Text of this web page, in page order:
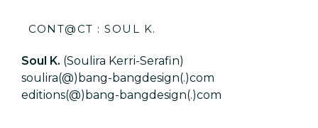
CONT@CT : SOUL K.
Soul K. (Soulira Kerri-Serafin)
soulira(@)bang-bangdesign(.)com
editions(@)bang-bangdesign(.)com